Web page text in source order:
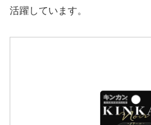
活躍しています。